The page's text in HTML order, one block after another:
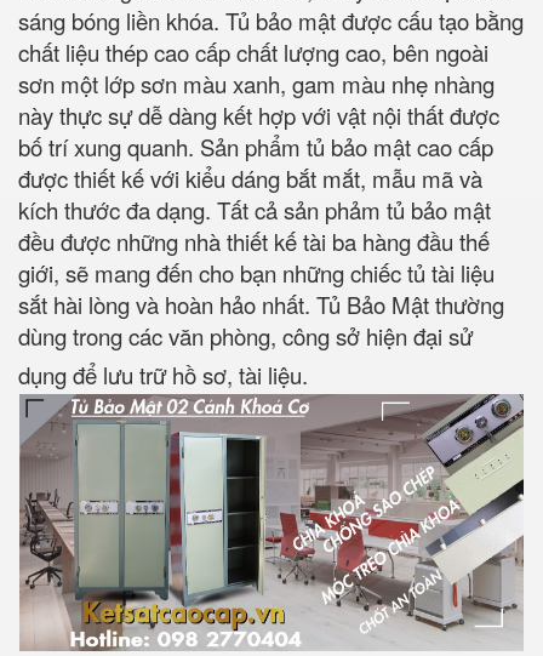
sáng bóng liền khóa. Tủ bảo mật được cấu tạo bằng
chất liệu thép cao cấp chất lượng cao, bên ngoài
sơn một lớp sơn màu xanh, gam màu nhẹ nhàng
này thực sự dễ dàng kết hợp với vật nội thất được
bố trí xung quanh. Sản phẩm tủ bảo mật cao cấp
được thiết kế với kiểu dáng bắt mắt, mẫu mã và
kích thước đa dạng. Tất cả sản phảm tủ bảo mật
đều được những nhà thiết kế tài ba hàng đầu thế
giới, sẽ mang đến cho bạn những chiếc tủ tài liệu
sắt hài lòng và hoàn hảo nhất. Tủ Bảo Mật thường
dùng trong các văn phòng, công sở hiện đại sử
dụng để lưu trữ hồ sơ, tài liệu.